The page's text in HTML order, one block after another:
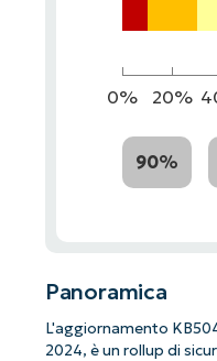
0% 20%
90%
Panoramica
L'aggiornamento
2024, è un rollup di